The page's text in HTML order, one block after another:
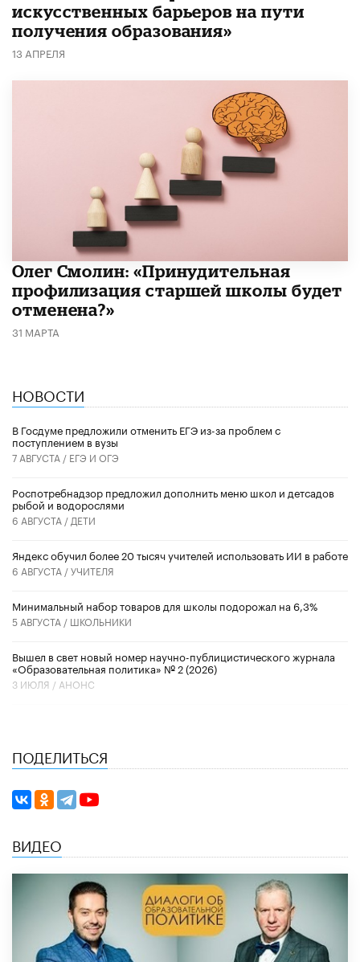
искусственных барьеров на пути
получения образования»
13 АПРЕЛЯ
​Олег Смолин: «Принудительная
профилизация старшей школы будет
отменена?»
31 МАРТА
НОВОСТИ
В Госдуме предложили отменить ЕГЭ из-за проблем с
поступлением в вузы
7 АВГУСТА / ЕГЭ И ОГЭ
Роспотребнадзор предложил дополнить меню школ и детсадов
рыбой и водорослями
6 АВГУСТА / ДЕТИ
​Яндекс обучил более 20 тысяч учителей использовать ИИ в работе
6 АВГУСТА /УЧИТЕЛЯ
Минимальный набор товаров для школы подорожал на 6,3%
5 АВГУСТА / ШКОЛЬНИКИ
Вышел в свет новый номер научно-публицистического журнала
«Образовательная политика» № 2 (2026)
3 ИЮЛЯ / АНОНС
ПОДЕЛИТЬСЯ
ВИДЕО